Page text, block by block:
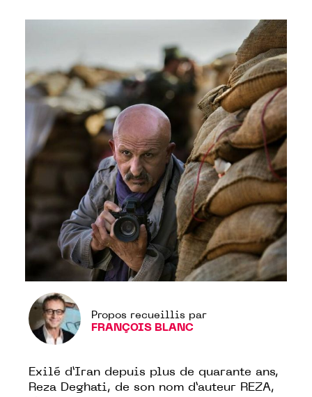
Propos recueillis par
FRANÇOIS BLANC
Exilé d’Iran depuis plus de quarante ans,
Reza Deghati, de son nom d’auteur REZA,